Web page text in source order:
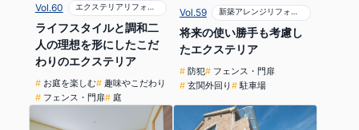
Vol.60 エクステリアリフォーム
ライフスタイルと調和二
人の理想を形にしたこだ
わりのエクステリア
お庭を楽しむ
趣味やこだわり
フェンス・門扉
庭
Vol.59 新築アレンジリフォーム
将来の使い勝手も考慮し
たエクステリア
防犯
フェンス・門扉
玄関外回り
駐車場